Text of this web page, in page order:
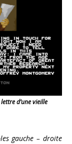
d’une vieille
gauche – droite